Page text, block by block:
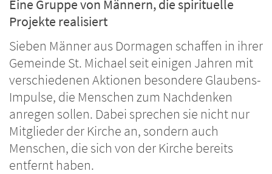
Eine Gruppe von Männern, die spirituelle
Projekte realisiert
Sieben Männer aus Dormagen schaffen in ihrer
Gemeinde St. Michael seit einigen Jahren mit
verschiedenen Aktionen besondere Glaubens-
Impulse, die Menschen zum Nachdenken
anregen sollen. Dabei sprechen sie nicht nur
Mitglieder der Kirche an, sondern auch
Menschen, die sich von der Kirche bereits
entfernt haben.